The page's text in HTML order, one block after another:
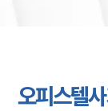
오피스텔